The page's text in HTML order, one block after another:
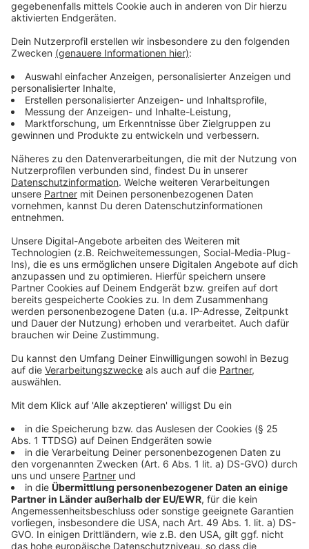
der Frauenberatungsstelle. Im vergangenen Jahr hat
ging es unter anderem um Häusliche und sexualisierte
Gewalt, Trennung und Scheidung, aber auch um
Probleme mit den Kindern. Den Kontakt zur
Frauenberatungsstelle gibt eshier.
Anzeige
Sichtbare Zeichen gegen Gewalt
Um auch bildlich ein Zeichen gegen Gewalt an Frauen
zu setzen, lässt die Stadt Euskirchen am
Dienstagabend (25.11.) das alte Rathaus orange
beleuchten, die Farbe steht für eine Zukunft ohne
In Köln ist die Aktion "Reden kann retten" gestartet -
dort wird zum Beispiel an Info-Screens in U-Bahn-
Haltestellen auf Hilfsangebote hingewiesen und ein
halbes Jahr lang fährt jetzt eine speziell gebrandete
Bahn gegen patriarchale Gewalt durch die Stadt.
Anzeige
©Tim Nolden / Stadt Euskirchen
Das Alte Rathaus in Euskirchen, orange angestrahlt.